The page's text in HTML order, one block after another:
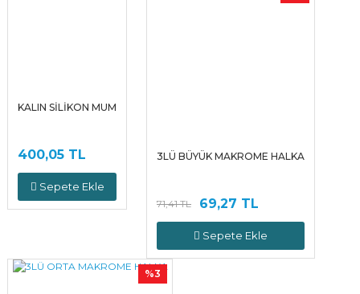
KALIN SİLİKON MUM
400,05 TL
Sepete Ekle
3LÜ BÜYÜK MAKROME HALKA
71,41 TL 69,27 TL
Sepete Ekle
%3